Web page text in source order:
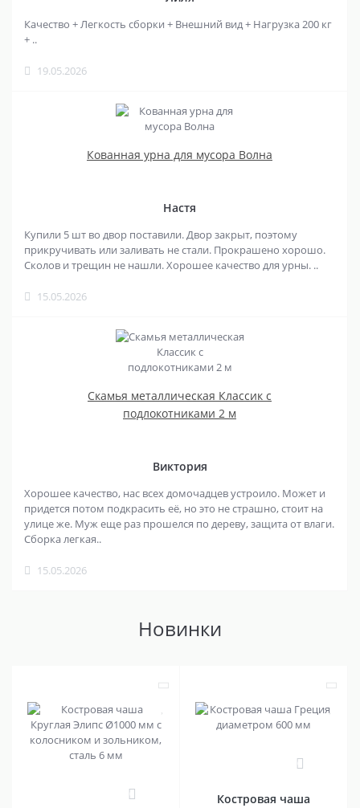
Качество + Легкость сборки + Внешний вид + Нагрузка 200 кг
+ ..
19.05.2026
Кованная урна для мусора Волна
Настя
Купили 5 шт во двор поставили. Двор закрыт, поэтому
прикручивать или заливать не стали. Прокрашено хорошо.
Сколов и трещин не нашли. Хорошее качество для урны. ..
15.05.2026
Скамья металлическая Классик с
подлокотниками 2 м
Виктория
Хорошее качество, нас всех домочадцев устроило. Может и
придется потом подкрасить её, но это не страшно, стоит на
улице же. Муж еще раз прошелся по дереву, защита от влаги.
Сборка легкая..
15.05.2026
Новинки
Костровая чаша